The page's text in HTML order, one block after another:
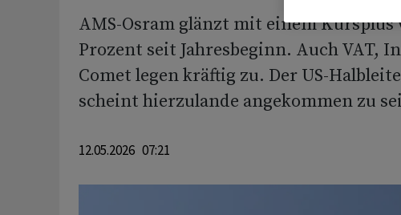
AMS-Osram glänzt mit einem Kursplus
Prozent seit Jahresbeginn. Auch VAT,
Comet legen kräftig zu. Der US-
scheint hierzulande angekommen zu
12.05.2026 07:21